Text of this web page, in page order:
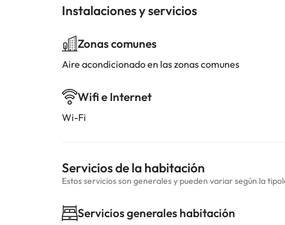
Instalaciones y servicios
Zonas comunes
Aire acondicionado en las zonas comunes
Wifi e Internet
Wi-Fi
Servicios de la habitación
Estos servicios son generales y pueden variar según la
Servicios generales habitación